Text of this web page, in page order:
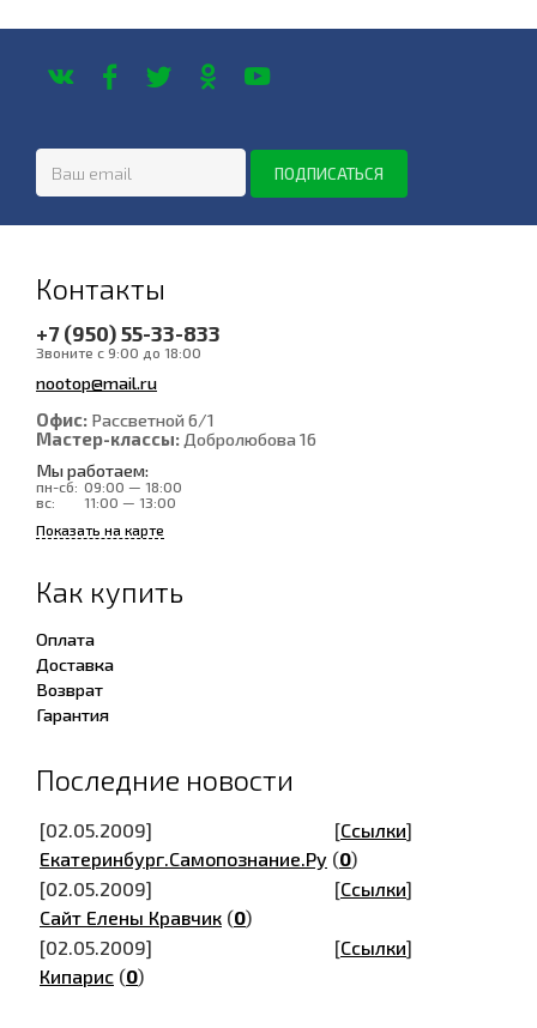
Контакты
+7 (950) 55-33-833
Звоните с 9:00 до 18:00
nootop@mail.ru
Офис: Рассветной 6/1
Мастер-классы: Добролюбова 16
Мы работаем:
пн-сб: 09:00 — 18:00
вс:
11:00 — 13:00
Показать на карте
Как купить
Оплата
Доставка
Возврат
Гарантия
Последние новости
[02.05.2009] [Ссылки]
Екатеринбург.Самопознание.Ру (0)
[02.05.2009]
[Ссылки]
Сайт Елены Кравчик (0)
[02.05.2009]
[Ссылки]
Кипарис (0)